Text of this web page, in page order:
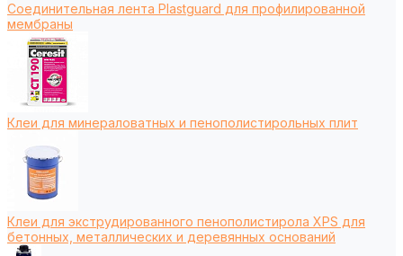
Соединительная лента Plastguard для профилированной
мембраны
Клеи для минераловатных и пенополистирольных плит
Клеи для экструдированного пенополистирола XPS для
бетонных, металлических и деревянных оснований